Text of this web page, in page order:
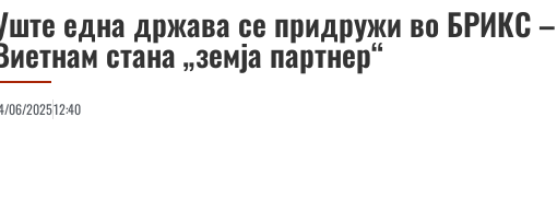
една држава се придружи во БРИКС –
стана „земја партнер“
06/202512:40